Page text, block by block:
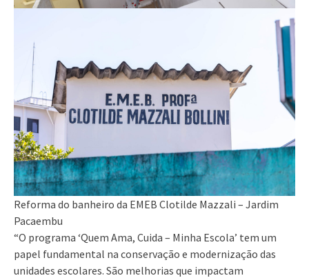
Reforma do banheiro da EMEB Clotilde Mazzali – Jardim
Pacaembu
“O programa ‘Quem Ama, Cuida – Minha Escola’ tem um
papel fundamental na conservação e modernização das
unidades escolares. São melhorias que impactam